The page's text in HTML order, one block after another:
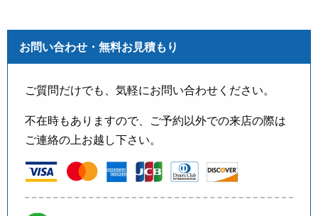
お問い合わせ・無料お見積もり
ご質問だけでも、気軽にお問い合わせください。
不在時もありますので、ご予約以外での来店の際は
ご連絡の上お越し下さい。